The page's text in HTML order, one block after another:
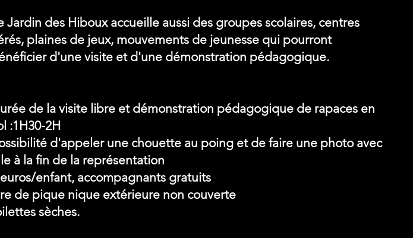
Jardin des Hiboux accueille aussi des groupes scolaires, centres
plaines de jeux, mouvements de jeunesse qui pourront
d'une visite et d'une démonstration pédagogique.
de la visite libre et démonstration pédagogique de rapaces en
:1H30-2H
d'appeler une chouette au poing et de faire une photo avec
à la fin de la représentation
enfant, accompagnants gratuits
de pique nique extérieure non couverte
sèches.